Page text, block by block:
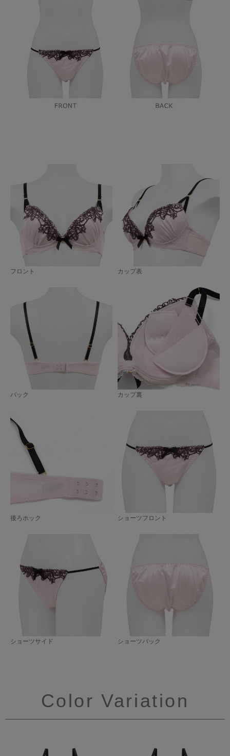
フロント カップ表
バック カップ裏
後ろホック ショーツフロント
ショーツサイド ショーツバック
Color Variation